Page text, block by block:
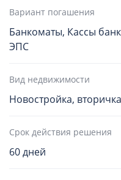
Вариант погашения
Банкоматы, Кассы
ЭПС
Вид недвижимости
Новостройка, вторичка
Срок действия решения
60 дней